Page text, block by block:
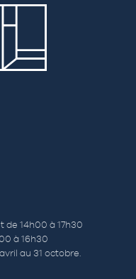
de 14h00 à 17h30
à 16h30
au 31 octobre.